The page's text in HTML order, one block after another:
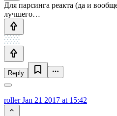
Для парсинга реакта (да и
лучшего…
Reply
rollerJan 21 2017 at 15:42